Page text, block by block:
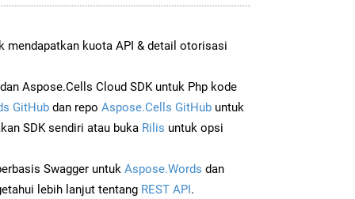
mendapatkan kuota API & detail otorisasi
Aspose.Cells Cloud SDK untuk Php kode
GitHub dan repo Aspose.Cells GitHub untuk
SDK sendiri atau buka Rilis untuk opsi
Swagger untuk Aspose.Words dan
lebih lanjut tentang REST API.